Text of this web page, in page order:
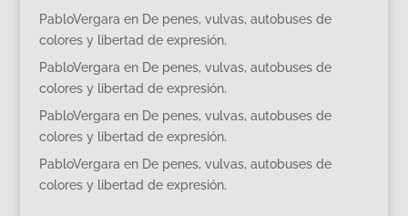
PabloVergara en De penes, vulvas, autobuses de
colores y libertad de expresión.
PabloVergara en De penes, vulvas, autobuses de
colores y libertad de expresión.
PabloVergara en De penes, vulvas, autobuses de
colores y libertad de expresión.
PabloVergara en De penes, vulvas, autobuses de
colores y libertad de expresión.